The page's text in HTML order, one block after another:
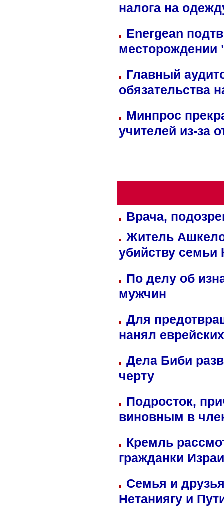
налога на
Energean
Главный
обязательства
Минпрос
учителей из-за
Врача,
Житель
убийству семьи
По делу об
мужчин
Для
нанял
Дела Биби
черту
Подросток,
виновным в
Кремль
гражданки
Семья и
Нетаниягу и